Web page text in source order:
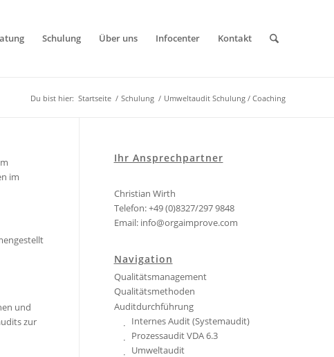
Schulung Über uns Infocenter Kontakt
Du bist hier: Startseite / Schulung / Umweltaudit Schulung / Coaching
im
und
zur
Ihr Ansprechpartner
Christian Wirth
Telefon: +49 (0)8327/297 9848
Email: info@orgaimprove.com
Navigation
Qualitätsmanagement
Qualitätsmethoden
Auditdurchführung
Internes Audit (Systemaudit)
Prozessaudit VDA 6.3
Umweltaudit